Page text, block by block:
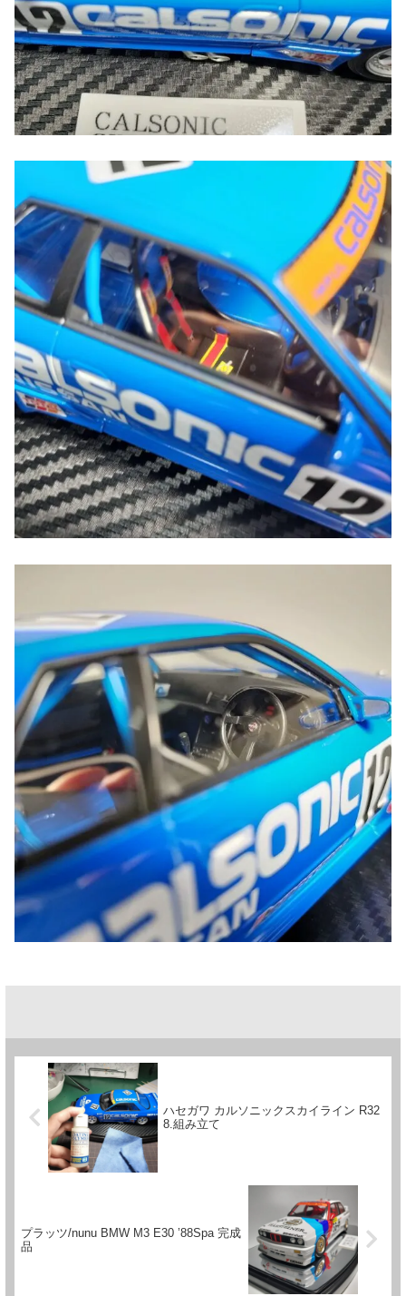
ハセガワ カルソニックスカイライン R32
8.組み立て
プラッツ/nunu BMW M3 E30 ’88Spa 完成
品